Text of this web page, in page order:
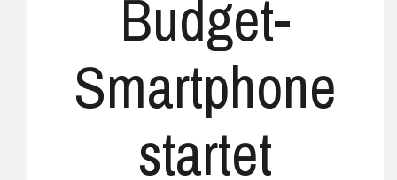
Budget-
Smartphone
startet